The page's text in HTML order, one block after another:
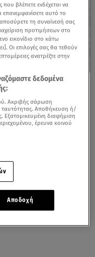
που
που βλέπετε ενδέχεται να
επανεμφανίσετε αυτό το
αποσύρετε τη συναίνεσή σας
προτιμήσεων στο
εικονίδιο στο κάτω
Οι επιλογές σας θα τεθούν
ανατρέξτε στην
δεδομένα
Ακριβής σάρωση
ταυτότητας. Αποθήκευση ή/
διαφήμιση
έρευνα κοινού
Αποδοχή